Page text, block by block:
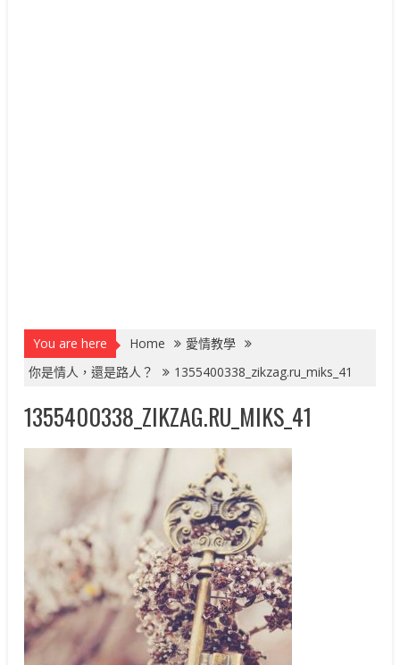
You are here Home
愛情教學
你是情人，還是路人？
1355400338_zikzag.ru_miks_41
1355400338_ZIKZAG.RU_MIKS_41